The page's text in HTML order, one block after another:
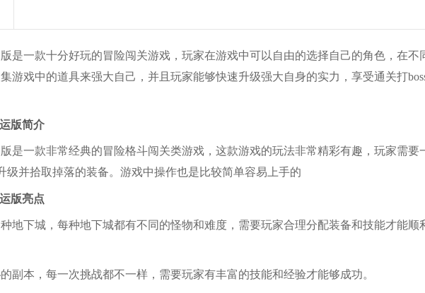
是一款十分好玩的冒险闯关游戏，玩家在游戏中可以自由的选择自己的角色，在不
游戏中的道具来强大自己，并且玩家能够快速升级强大自身的实力，享受通关打
版简介
是一款非常经典的冒险格斗闯关类游戏，这款游戏的玩法非常精彩有趣，玩家需要
级并拾取掉落的装备。游戏中操作也是比较简单容易上手的
版亮点
地下城，每种地下城都有不同的怪物和难度，需要玩家合理分配装备和技能才能顺
副本，每一次挑战都不一样，需要玩家有丰富的技能和经验才能够成功。